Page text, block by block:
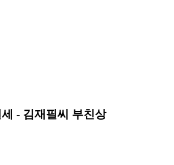
- 김재필씨 부친상